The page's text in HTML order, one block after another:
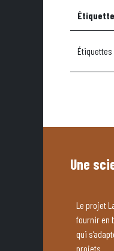
Étiquettes
Une
Le projet
fournir en
qui
projets.